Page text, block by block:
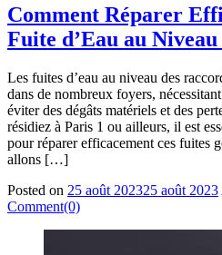
Comment Réparer
Fuite d’Eau au
Les fuites d’eau au niveau des
dans de nombreux foyers,
éviter des dégâts matériels et des
résidiez à Paris 1 ou ailleurs, il est
pour réparer efficacement ces fuites
allons […]
Posted on 25 août 202325 août 2023
Comment(0)